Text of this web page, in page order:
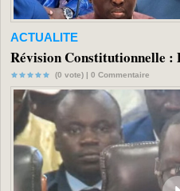
ACTUALITE
Révision Constitutionnelle :
(0 vote) | 0 Commentaire